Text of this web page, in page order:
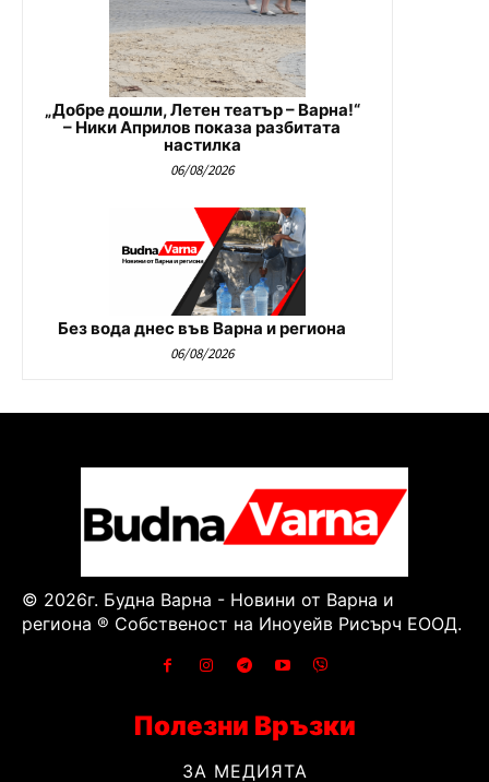
„Добре дошли, Летен театър – Варна!“
– Ники Априлов показа разбитата
настилка
06/08/2026
Без вода днес във Варна и региона
06/08/2026
© 2026г. Будна Варна - Новини от Варна и
региона ® Собственост на Иноуейв Рисърч ЕООД.
Полезни Връзки
ЗА МЕДИЯТА